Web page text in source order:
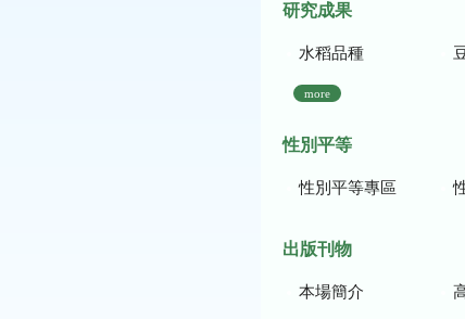
研究成果
水稻品種
more
性別平等
性別平等專區
出版刊物
本場簡介 高